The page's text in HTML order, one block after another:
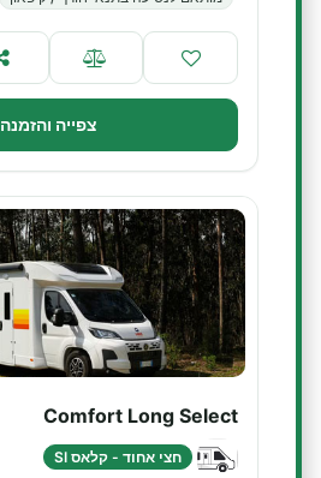
צפייה והזמנה
Comfort Long Select
חצי אחוד - קלאס SI